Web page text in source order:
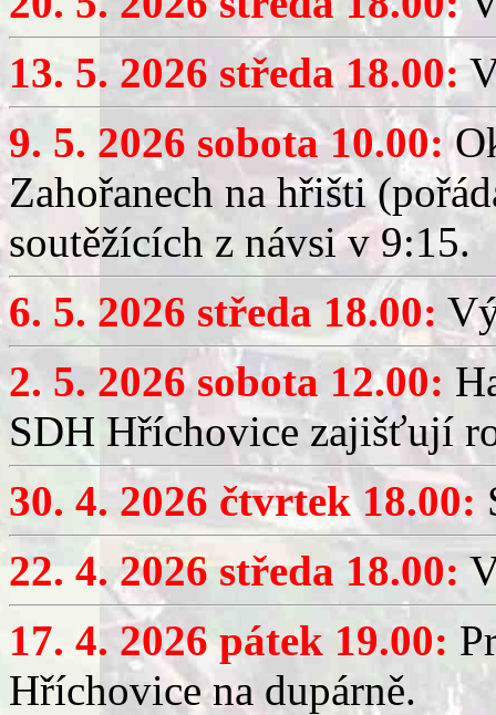
13. 5. 2026 středa 18.00:
9. 5. 2026 sobota 10.00:
Zahořanech na hřišti
soutěžících z návsi v 9:15.
6. 5. 2026 středa 18.00:
2. 5. 2026 sobota 12.00:
SDH Hříchovice zajišťují
30. 4. 2026 čtvrtek 18.00:
22. 4. 2026 středa 18.00:
17. 4. 2026 pátek 19.00:
Hříchovice na dupárně.